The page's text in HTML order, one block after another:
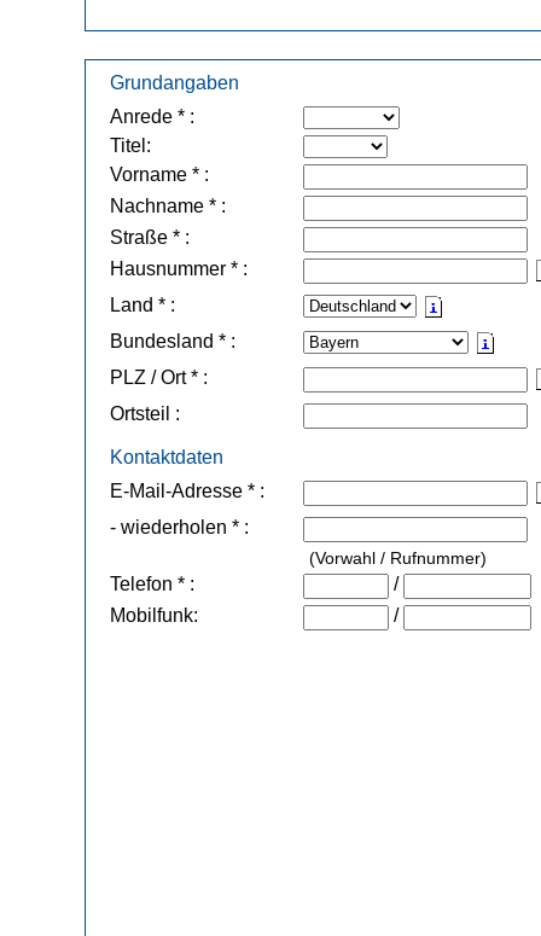
Grundangaben
Anrede * :
Titel:
Vorname * :
Nachname * :
Straße * :
Hausnummer * :
Land * :
Bundesland * :
PLZ / Ort * :
Ortsteil :
Kontaktdaten
E-Mail-Adresse * :
- wiederholen * :
(Vorwahl / Rufnummer)
Telefon * :
/
Mobilfunk:
/